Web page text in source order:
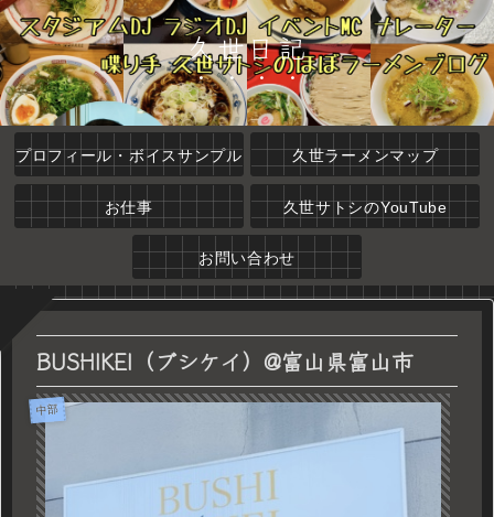
久世日記
プロフィール・ボイスサンプル 久世ラーメンマップ
お仕事 久世サトシのYouTube
お問い合わせ
BUSHIKEI（ブシケイ）@富山県富山市
中部